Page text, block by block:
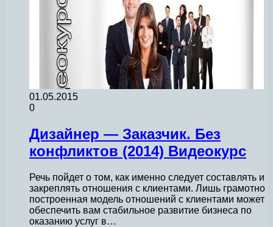
01.05.2015
0
Дизайнер — Заказчик. Без
конфликтов (2014) Видеокурс
Речь пойдет о том, как именно следует составлять и
закреплять отношения с клиентами. Лишь грамотно
построенная модель отношений с клиентами может
обеспечить вам стабильное развитие бизнеса по
оказанию услуг в…